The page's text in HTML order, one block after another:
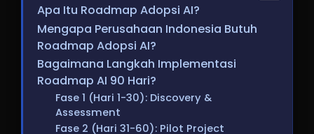
Apa Itu Roadmap Adopsi AI?
Mengapa Perusahaan Indonesia Butuh
Roadmap Adopsi AI?
Bagaimana Langkah Implementasi
Roadmap AI 90 Hari?
Fase 1 (Hari 1-30): Discovery &
Assessment
Fase 2 (Hari 31-60): Pilot Project